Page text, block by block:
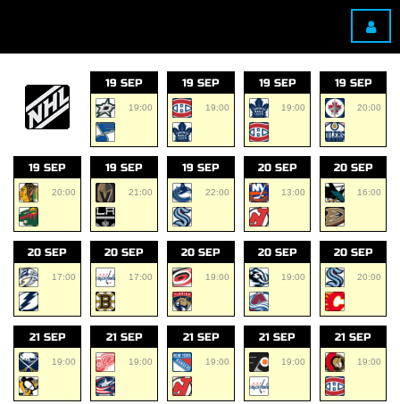
19 SEP
19:00
19 SEP
19:00
19 SEP
19:00
19 SEP
20:00
19 SEP
20:00
19 SEP
21:00
19 SEP
22:00
20 SEP
13:00
20 SEP
16:00
20 SEP
17:00
20 SEP
17:00
20 SEP
19:00
20 SEP
19:00
20 SEP
20:00
21 SEP
19:00
21 SEP
19:00
21 SEP
19:00
21 SEP
19:00
21 SEP
19:00